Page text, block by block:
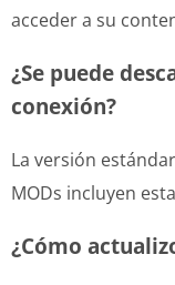
acceder a su
¿Se puede
conexión?
La versión
MODs incluyen
¿Cómo